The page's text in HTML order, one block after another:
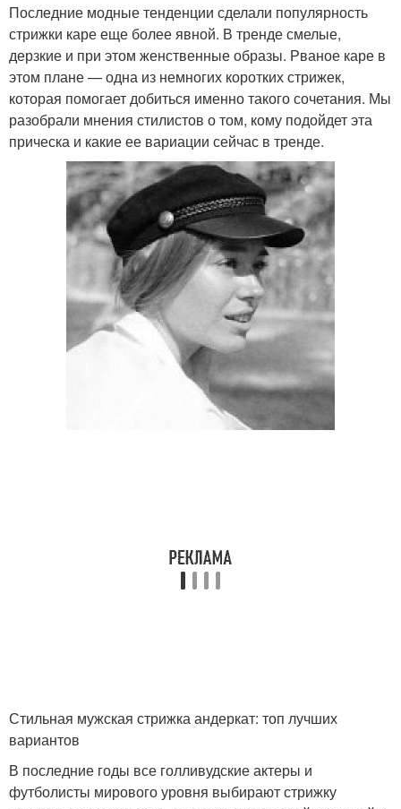
Последние модные тенденции сделали популярность
стрижки каре еще более явной. В тренде смелые,
дерзкие и при этом женственные образы. Рваное каре в
этом плане — одна из немногих коротких стрижек,
которая помогает добиться именно такого сочетания. Мы
разобрали мнения стилистов о том, кому подойдет эта
прическа и какие ее вариации сейчас в тренде.
Стильная мужская стрижка андеркат: топ лучших
вариантов
В последние годы все голливудские актеры и
футболисты мирового уровня выбирают стрижку